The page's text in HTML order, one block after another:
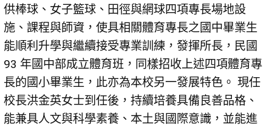
供棒球、女子籃球、田徑與網球四項專長場地設
施、課程與師資，使具相關體育專長之國中畢業生
能順利升學與繼續接受專業訓練，發揮所長，民國
93 年國中部成立體育班，同樣招收上述四項體育專
長的國小畢業生，此亦為本校另一發展特色。 現任
校長洪金英女士到任後，持續培養具備良善品格、
能兼具人文與科學素養、本土與國際意識，並能進